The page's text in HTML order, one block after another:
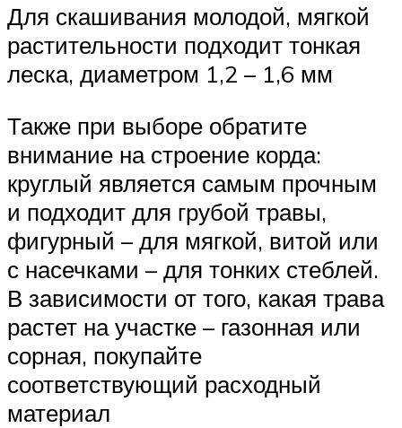
Для скашивания молодой, мягкой
растительности подходит тонкая
леска, диаметром 1,2 – 1,6 мм
Также при выборе обратите
внимание на строение корда:
круглый является самым прочным
и подходит для грубой травы,
фигурный – для мягкой, витой или
с насечками – для тонких стеблей.
В зависимости от того, какая трава
растет на участке – газонная или
сорная, покупайте
соответствующий расходный
материал